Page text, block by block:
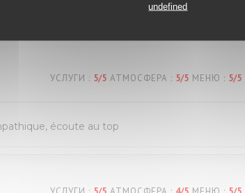
undefined
АТМОСФЕРА: 4/5
УСЛУГИ : 5/5 АТМОСФЕРА : 5/5 МЕНЮ : 5/5
écoute au top